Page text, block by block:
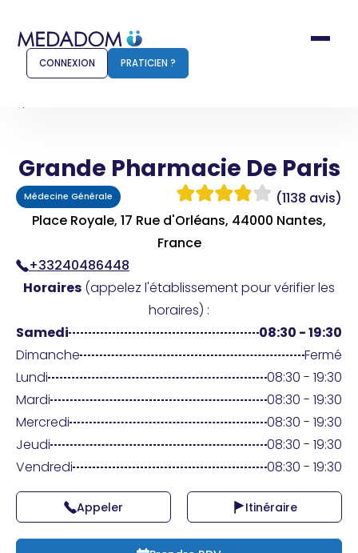
Comment ça marche ?
Pour les patients
Connexion
Praticien ?
CONNEXION PRATICIEN ?
Grande Pharmacie De Paris
Médecine Générale
(1138 avis)
Place Royale, 17 Rue d'Orléans, 44000 Nantes,
France
+33240486448
Horaires (appelez l'établissement pour vérifier les
horaires) :
Samedi
08:30 - 19:30
Dimanche
Fermé
Lundi
08:30 - 19:30
Mardi
08:30 - 19:30
Mercredi
08:30 - 19:30
Jeudi
08:30 - 19:30
Vendredi
08:30 - 19:30
Appeler Itinéraire